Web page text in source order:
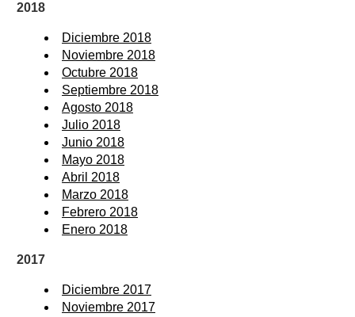
2018
Diciembre 2018
Noviembre 2018
Octubre 2018
Septiembre 2018
Agosto 2018
Julio 2018
Junio 2018
Mayo 2018
Abril 2018
Marzo 2018
Febrero 2018
Enero 2018
2017
Diciembre 2017
Noviembre 2017